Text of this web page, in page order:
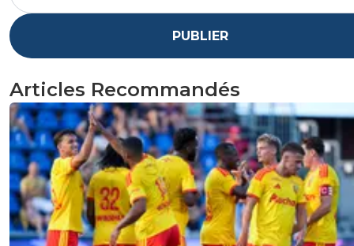
PUBLIER
Articles Recommandés